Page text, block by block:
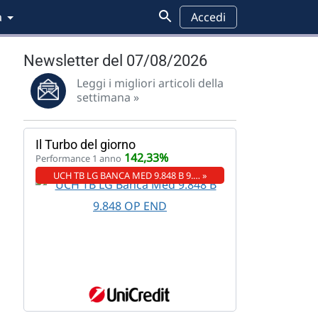
Accedi
Newsletter del 07/08/2026
Leggi i migliori articoli della
settimana »
Il Turbo del giorno
Performance 1 anno 142,33%
UCH TB LG BANCA MED 9.848 B 9.… »